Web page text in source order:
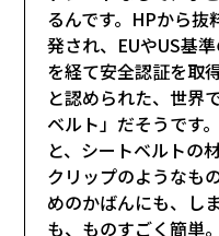
るんです。HPから抜
発され、EUやUS基
を経て安全認証を取
と認められた、世界
ベルト」だそうです
と、シートベルトの
クリップのようなも
めのかばんにも、し
も、ものすごく簡単